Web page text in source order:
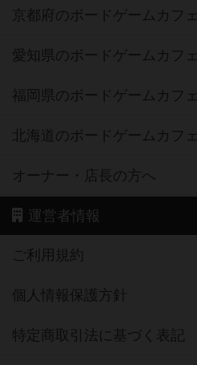
京都府のボードゲームカフェ
愛知県のボードゲームカフェ
福岡県のボードゲームカフェ
北海道のボードゲームカフェ
オーナー・店長の方へ
運営者情報
ご利用規約
個人情報保護方針
特定商取引法に基づく表記